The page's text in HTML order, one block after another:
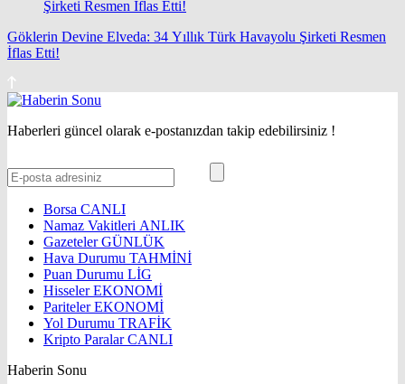
Göklerin Devine Elveda: 34 Yıllık Türk Havayolu Şirketi Resmen
İflas Etti!
Haberleri güncel olarak e-postanızdan takip edebilirsiniz !
Borsa CANLI
Namaz Vakitleri ANLIK
GazetelerGÜNLÜK
Hava Durumu TAHMİNİ
Puan Durumu LİG
HisselerEKONOMİ
ParitelerEKONOMİ
Yol Durumu TRAFİK
Kripto ParalarCANLI
Haberin Sonu